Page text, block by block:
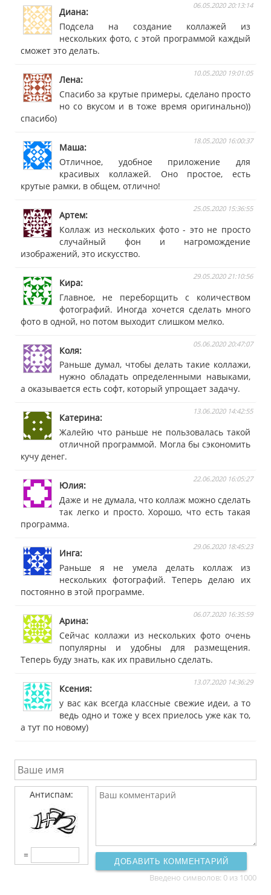
Диана
06.05.2020 20:13:14
Подсела на создание коллажей из
нескольких фото, с этой программой каждый
сможет это делать.
Лена
10.05.2020 19:01:05
Спасибо за крутые примеры, сделано просто
но со вкусом и в тоже время оригинально))
спасибо)
Маша
18.05.2020 16:00:37
Отличное, удобное приложение для
красивых коллажей. Оно простое, есть
крутые рамки, в общем, отлично!
Артем
25.05.2020 15:36:55
Коллаж из нескольких фото - это не просто
случайный фон и нагромождение
изображений, это искусство.
Кира
29.05.2020 21:10:56
Главное, не переборщить с количеством
фотографий. Иногда хочется сделать много
фото в одной, но потом выходит слишком мелко.
Коля
05.06.2020 20:47:07
Раньше думал, чтобы делать такие коллажи,
нужно обладать определенными навыками,
а оказывается есть софт, который упрощает задачу.
Катерина
13.06.2020 14:42:55
Жалейю что раньше не пользовалась такой
отличной программой. Могла бы сэкономить
кучу денег.
Юлия
22.06.2020 16:05:27
Даже и не думала, что коллаж можно сделать
так легко и просто. Хорошо, что есть такая
программа.
Инга
29.06.2020 18:45:23
Раньше я не умела делать коллаж из
нескольких фотографий. Теперь делаю их
постоянно в этой программе.
Арина
06.07.2020 16:35:59
Сейчас коллажи из нескольких фото очень
популярны и удобны для размещения.
Теперь буду знать, как их правильно сделать.
Ксения
13.07.2020 14:36:29
у вас как всегда классные свежие идеи, а то
ведь одно и тоже у всех приелось уже как то,
а тут по новому)
Антиспам:
=
ДОБАВИТЬ КОММЕНТАРИЙ
Введено символов: 0 из 1000